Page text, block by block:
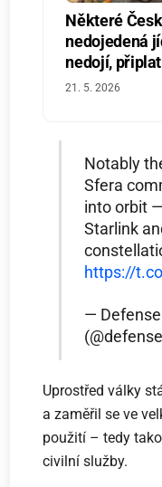
Některé
nedojedená
nedojí,
21. 5. 2026
Notably
Sfera
into orbit
Starlink
https://
—
Uprostřed války
a zaměřil se ve
použití – tedy
civilní služby.